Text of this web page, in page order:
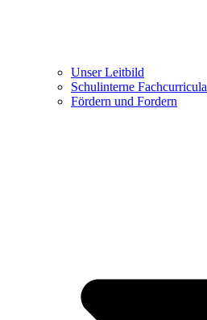
Unser Leitbild
Schulinterne Fachcurricula
Fördern und Fordern